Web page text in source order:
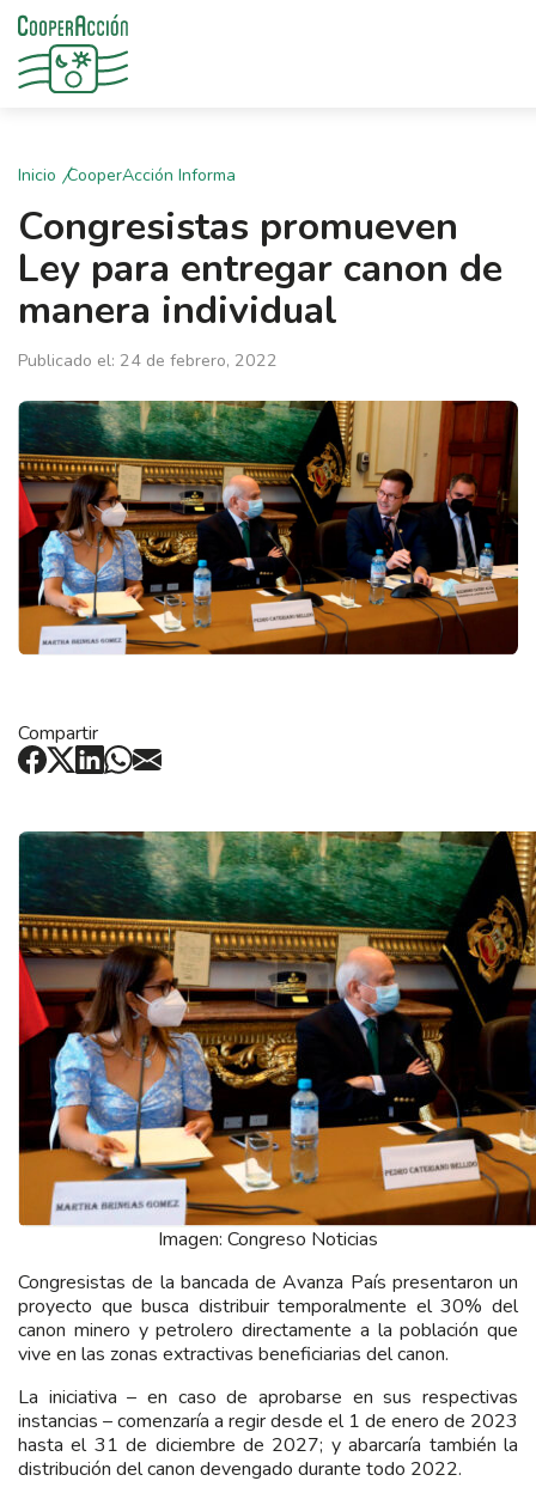
Inicio CooperAcción Informa
Congresistas promueven
Ley para entregar canon de
manera individual
Publicado el: 24 de febrero, 2022
Compartir
Imagen: Congreso Noticias
Congresistas de la bancada de Avanza País presentaron un
proyecto que busca distribuir temporalmente el 30% del
canon minero y petrolero directamente a la población que
vive en las zonas extractivas beneficiarias del canon.
La iniciativa – en caso de aprobarse en sus respectivas
instancias – comenzaría a regir desde el 1 de enero de 2023
hasta el 31 de diciembre de 2027; y abarcaría también la
distribución del canon devengado durante todo 2022.